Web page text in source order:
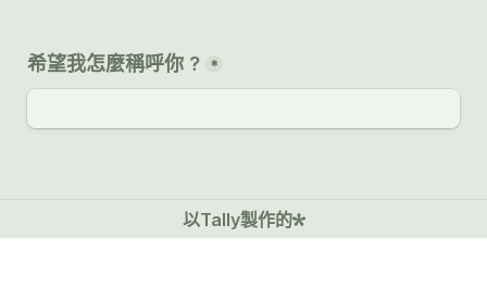
希望我怎麼稱呼你 ? *
回答! 測驗時間約7分鐘
以Tally製作的